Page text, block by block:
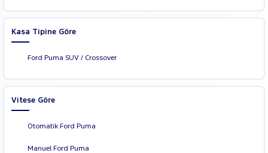
Kasa Tipine Göre
Ford Puma SUV / Crossover
Vitese Göre
Otomatik Ford Puma
Manuel Ford Puma